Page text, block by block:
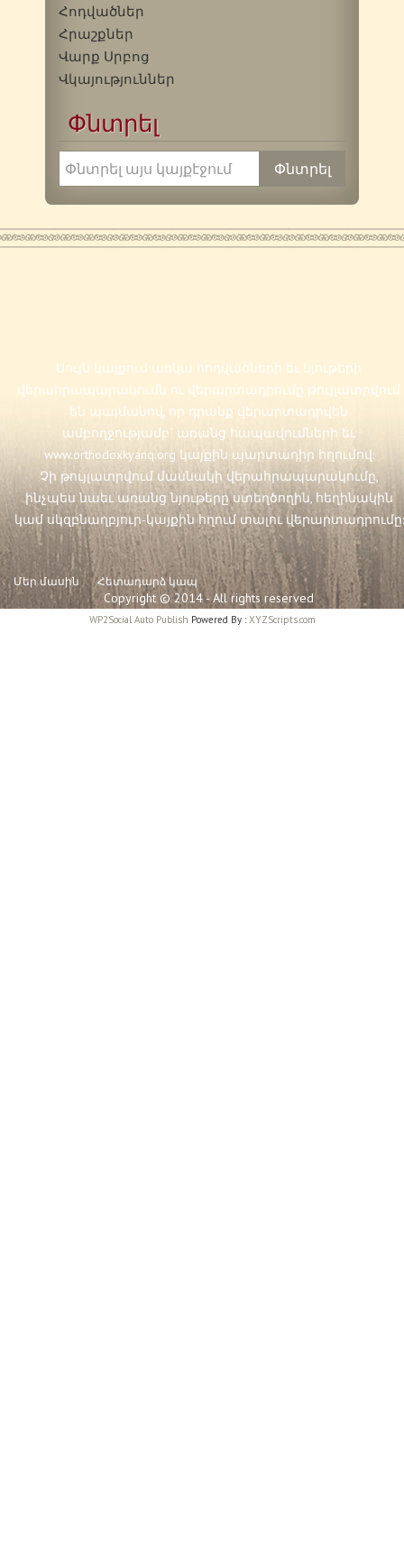
Հոդվածներ
Հրաշքներ
Վարք Սրբոց
Վկայություններ
Փնտրել
Սույն կայքում առկա հոդվածների եւ նյութերի
վերահրապարակումն ու վերարտադրումը թույլատրվում
են պայմանով, որ դրանք վերարտադրվեն
ամբողջությամբ` առանց հապավումների եւ
www.orthodoxkyanq.org կայքին պարտադիր հղումով:
Չի թույլատրվում մասնակի վերահրապարակումը,
ինչպես նաեւ առանց նյութերը ստեղծողին, հեղինակին
կամ սկզբնաղբյուր-կայքին հղում տալու վերարտադրումը:
Մեր մասին Հետադարձ կապ
Copyright © 2014 - All rights reserved
WP2Social Auto Publish Powered By :XYZScripts.com